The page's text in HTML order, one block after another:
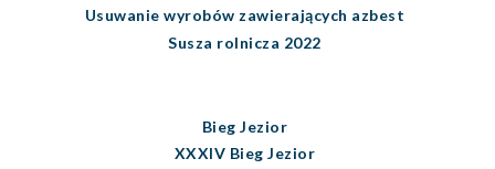
Usuwanie wyrobów zawierających azbest
Susza rolnicza 2022
Bieg Jezior
XXXIV Bieg Jezior